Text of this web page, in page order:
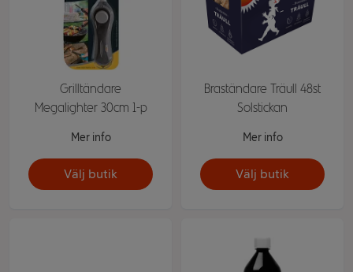
Grilltändare
Megalighter 30cm 1-p
Mer info
Välj butik
Braständare Träull 48st
Solstickan
Mer info
Välj butik